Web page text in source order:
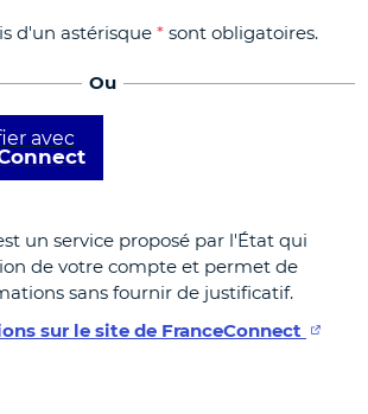
d'un astérisque * sont obligatoires.
Ou
avec
un service proposé par l'État qui
de votre compte et permet de
sans fournir de justificatif.
sur le site de FranceConnect